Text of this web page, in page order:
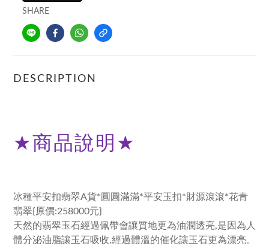
SHARE
DESCRIPTION
★商品說明 ★
冰種平安扣翡翠A貨*圓圓滿滿*平安玉扣*財源滾滾*花青
翡翠{原價:258000元}
天然的翡翠玉石經過佩帶會讓質地更為油潤透亮,是因為人
體分泌油脂讓玉石吸收,經過體溫的催化讓玉石更為漂亮。